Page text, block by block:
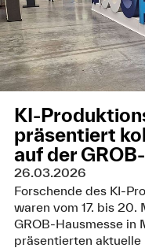
KI-
präsentiert
auf der
26.03.2026
Forschende des KI-
waren vom 17. bis
GROB‑Hausmesse
präsentierten aktuelle